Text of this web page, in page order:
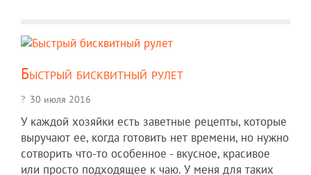
Быстрый бисквитный рулет
30 июля 2016
У каждой хозяйки есть заветные рецепты, которые
выручают ее, когда готовить нет времени, но нужно
сотворить что-то особенное - вкусное, красивое
или просто подходящее к чаю. У меня для таких